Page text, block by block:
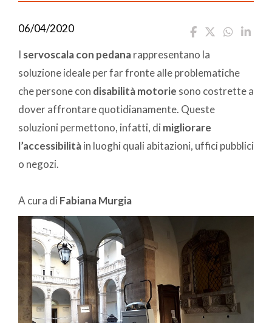
06/04/2020
I servoscala con pedanarappresentano la
soluzione ideale per far fronte alle problematiche
che persone con disabilità motorie sono costrette a
dover affrontare quotidianamente. Queste
soluzioni permettono, infatti, di migliorare
l’accessibilitàin luoghi quali abitazioni, uffici pubblici
o negozi.
A cura di Fabiana Murgia